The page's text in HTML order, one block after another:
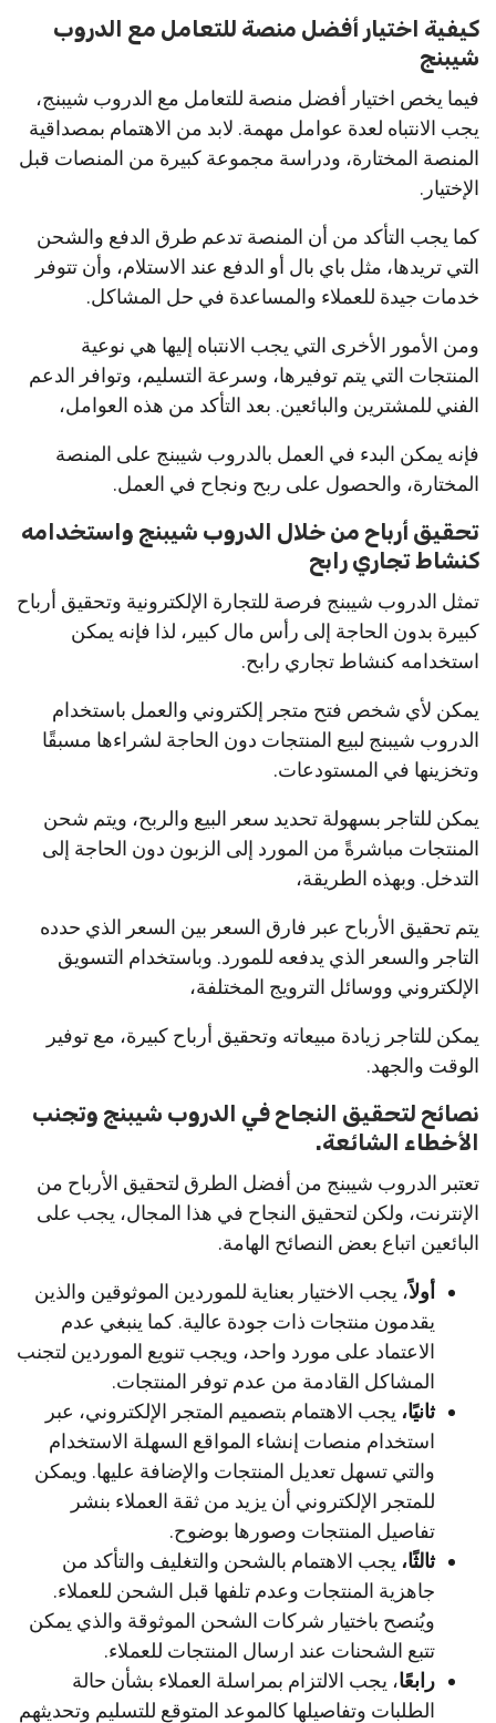
كيفية اختيار أفضل منصة للتعامل مع الدروب
شيبنج
فيما يخص اختيار أفضل منصة للتعامل مع الدروب شيبنج،
يجب الانتباه لعدة عوامل مهمة. لابد من الاهتمام بمصداقية
المنصة المختارة، ودراسة مجموعة كبيرة من المنصات قبل
الإختيار.
كما يجب التأكد من أن المنصة تدعم طرق الدفع والشحن
التي تريدها، مثل باي بال أو الدفع عند الاستلام، وأن تتوفر
خدمات جيدة للعملاء والمساعدة في حل المشاكل.
ومن الأمور الأخرى التي يجب الانتباه إليها هي نوعية
المنتجات التي يتم توفيرها، وسرعة التسليم، وتوافر الدعم
الفني للمشترين والبائعين. بعد التأكد من هذه العوامل،
فإنه يمكن البدء في العمل بالدروب شيبنج على المنصة
المختارة، والحصول على ربح ونجاح في العمل.
تحقيق أرباح من خلال الدروب شيبنج واستخدامه
كنشاط تجاري رابح
تمثل الدروب شيبنج فرصة للتجارة الإلكترونية وتحقيق أرباح
كبيرة بدون الحاجة إلى رأس مال كبير، لذا فإنه يمكن
استخدامه كنشاط تجاري رابح.
يمكن لأي شخص فتح متجر إلكتروني والعمل باستخدام
الدروب شيبنج لبيع المنتجات دون الحاجة لشراءها مسبقًا
وتخزينها في المستودعات.
يمكن للتاجر بسهولة تحديد سعر البيع والربح، ويتم شحن
المنتجات مباشرةً من المورد إلى الزبون دون الحاجة إلى
التدخل. وبهذه الطريقة،
يتم تحقيق الأرباح عبر فارق السعر بين السعر الذي حدده
التاجر والسعر الذي يدفعه للمورد. وباستخدام التسويق
الإلكتروني ووسائل الترويج المختلفة،
يمكن للتاجر زيادة مبيعاته وتحقيق أرباح كبيرة، مع توفير
الوقت والجهد.
نصائح لتحقيق النجاح في الدروب شيبنج وتجنب
الأخطاء الشائعة.
تعتبر الدروب شيبنج من أفضل الطرق لتحقيق الأرباح من
الإنترنت، ولكن لتحقيق النجاح في هذا المجال، يجب على
البائعين اتباع بعض النصائح الهامة.
أولاً، يجب الاختيار بعناية للموردين الموثوقين والذين
يقدمون منتجات ذات جودة عالية. كما ينبغي عدم
الاعتماد على مورد واحد، ويجب تنويع الموردين لتجنب
المشاكل القادمة من عدم توفر المنتجات.
ثانيًا، يجب الاهتمام بتصميم المتجر الإلكتروني، عبر
استخدام منصات إنشاء المواقع السهلة الاستخدام
والتي تسهل تعديل المنتجات والإضافة عليها. ويمكن
للمتجر الإلكتروني أن يزيد من ثقة العملاء بنشر
تفاصيل المنتجات وصورها بوضوح.
ثالثًا، يجب الاهتمام بالشحن والتغليف والتأكد من
جاهزية المنتجات وعدم تلفها قبل الشحن للعملاء.
ويُنصح باختيار شركات الشحن الموثوقة والذي يمكن
تتبع الشحنات عند ارسال المنتجات للعملاء.
رابعًا، يجب الالتزام بمراسلة العملاء بشأن حالة
الطلبات وتفاصيلها كالموعد المتوقع للتسليم وتحديثهم